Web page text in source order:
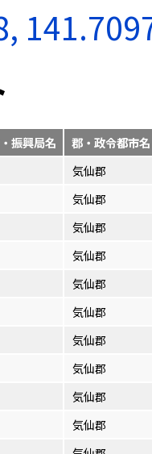
振興局名
郡・政令都市名
気仙郡
気仙郡
気仙郡
気仙郡
気仙郡
気仙郡
気仙郡
気仙郡
気仙郡
気仙郡